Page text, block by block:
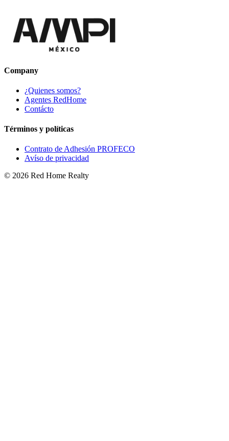
Company
¿Quienes somos?
Agentes RedHome
Contácto
Términos y políticas
Contrato de Adhesión PROFECO
Avíso de privacidad
© 2026 Red Home Realty